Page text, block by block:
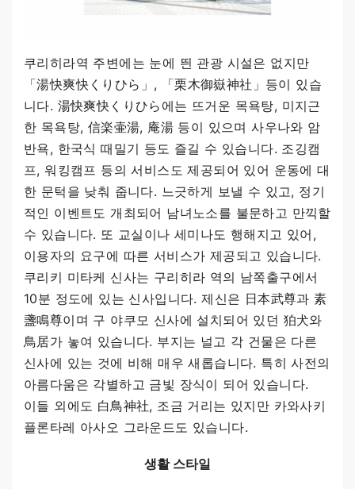
쿠리히라역 주변에는 눈에 띈 관광 시설은 없지만
「湯快爽快くりひら」, 「栗木御嶽神社」등이 있습
니다. 湯快爽快くりひら에는 뜨거운 목욕탕, 미지근
한 목욕탕, 信楽壷湯, 庵湯 등이 있으며 사우나와 암
반욕, 한국식 때밀기 등도 즐길 수 있습니다. 조깅캠
프, 워킹캠프 등의 서비스도 제공되어 있어 운동에 대
한 문턱을 낮춰 줍니다. 느긋하게 보낼 수 있고, 정기
적인 이벤트도 개최되어 남녀노소를 불문하고 만끽할
수 있습니다. 또 교실이나 세미나도 행해지고 있어,
이용자의 요구에 따른 서비스가 제공되고 있습니다.
쿠리키 미타케 신사는 구리히라 역의 남쪽출구에서
10분 정도에 있는 신사입니다. 제신은 日本武尊과 素
盞鳴尊이며 구 야쿠모 신사에 설치되어 있던 狛犬와
鳥居가 놓여 있습니다. 부지는 널고 각 건물은 다른
신사에 있는 것에 비해 매우 새롭습니다. 특히 사전의
아름다움은 각별하고 금빛 장식이 되어 있습니다.
이들 외에도 白鳥神社, 조금 거리는 있지만 카와사키
플론타레 아사오 그라운드도 있습니다.
생활 스타일